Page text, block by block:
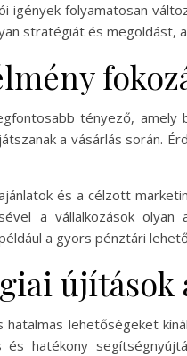
igények folyamatosan
stratégiát és megoldást,
tényező, amely
a vásárlás során.
és a célzott
a vállalkozások
a gyors pénztári
újítások
hatalmas lehetőségeket
hatékony